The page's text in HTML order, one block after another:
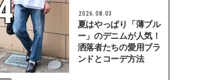
2026.08.03
夏はやっぱり「薄ブル
ー」のデニムが人気！
洒落者たちの愛用ブラ
ンドとコーデ方法